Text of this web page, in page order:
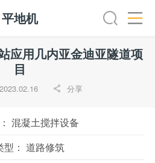
平地机
平地机 装载机 挖掘机
应用几内亚金迪亚隧道项
目
 分享
混凝土搅拌设备
： 道路修筑